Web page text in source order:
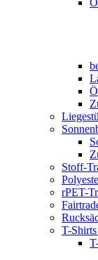
Stoff-
rPET-
T-